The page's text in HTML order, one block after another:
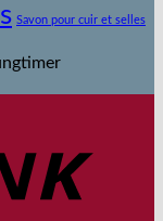
Savon pour cuir et selles